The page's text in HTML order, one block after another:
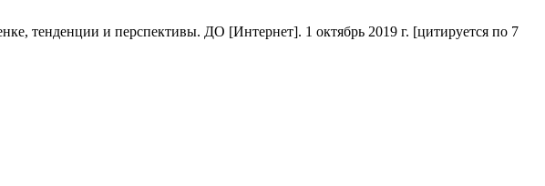
тенденции и перспективы. ДО [Интернет]. 1 октябрь 2019 г. [цитируется по 7